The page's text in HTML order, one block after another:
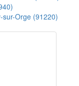
sur-Orge (91220)